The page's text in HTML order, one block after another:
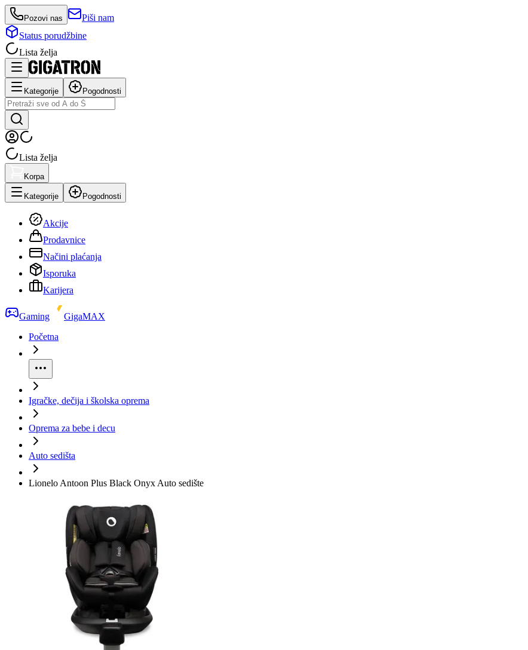
Pozovi nas
Piši nam
Status porudžbine
Lista želja
Kategorije Pogodnosti
Lista želja
Korpa
Kategorije Pogodnosti
Akcije
Prodavnice
Načini plaćanja
Isporuka
Karijera
Gaming
GigaMAX
Početna
Igračke, dečija i školska oprema
Oprema za bebe i decu
Auto sedišta
Lionelo Antoon Plus Black Onyx Auto sedište